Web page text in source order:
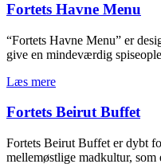
Fortets Havne Menu
“Fortets Havne Menu” er
give en mindeværdig
Læs mere
Fortets Beirut Buffet
Fortets Beirut Buffet er dybt
mellemøstlige madkultur,